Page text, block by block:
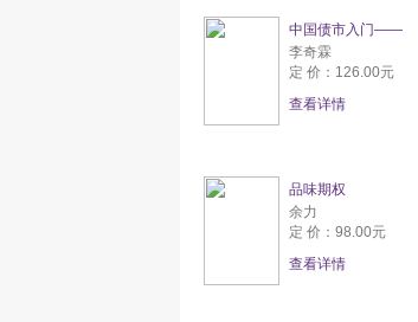
中国债市入门——
李奇霖
定 价：126.00元
查看详情
品味期权
余力
定 价：98.00元
查看详情